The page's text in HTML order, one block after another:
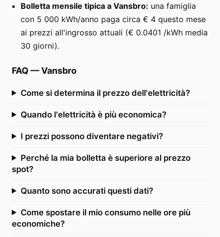
Bolletta mensile tipica a Vansbro: una famiglia
con 5 000 kWh/anno paga circa € 4 questo mese
ai prezzi all'ingrosso attuali (€ 0.0401 /kWh media
30 giorni).
FAQ —Vansbro
Come si determina il prezzo dell'elettricità?
Quando l'elettricità è più economica?
I prezzi possono diventare negativi?
Perché la mia bolletta è superiore al prezzo
spot?
Quanto sono accurati questi dati?
Come spostare il mio consumo nelle ore più
economiche?